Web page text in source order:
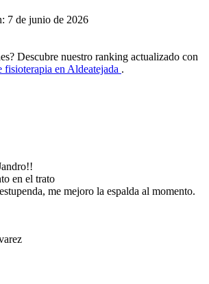
7 de junio de 2026
Descubre nuestro ranking actualizado con
fisioterapia en Aldeatejada .
en el trato
me mejoro la espalda al momento.